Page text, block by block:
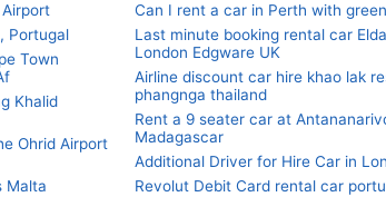
Portugal
Town
Khalid
Ohrid Airport
Malta
Can I rent a car in Perth with
Last minute booking rental car
London Edgware UK
Airline discount car hire khao lak
phangnga thailand
Rent a 9 seater car at
Madagascar
Additional Driver for Hire Car in
Revolut Debit Card rental car